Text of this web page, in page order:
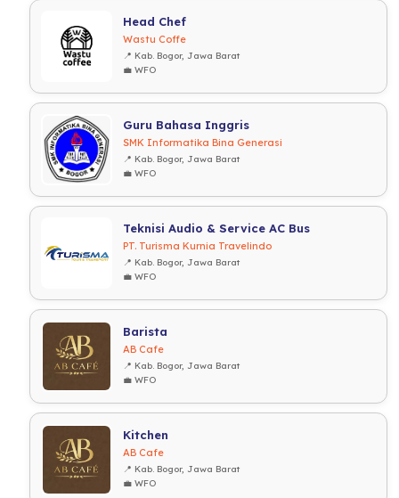
Head Chef
Wastu Coffe
📍 Kab. Bogor, Jawa Barat
💼 WFO
Guru Bahasa Inggris
SMK Informatika Bina Generasi
📍 Kab. Bogor, Jawa Barat
💼 WFO
Teknisi Audio & Service AC Bus
PT. Turisma Kurnia Travelindo
📍 Kab. Bogor, Jawa Barat
💼 WFO
Barista
AB Cafe
📍 Kab. Bogor, Jawa Barat
💼 WFO
Kitchen
AB Cafe
📍 Kab. Bogor, Jawa Barat
💼 WFO